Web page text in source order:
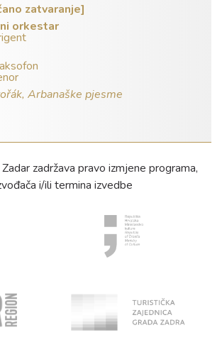
zatvaranje]
orkestar
Arbanaške pjesme
zadržava pravo izmjene programa,
i/ili termina izvedbe